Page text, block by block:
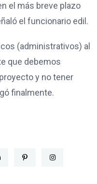
el más breve plazo
el funcionario edil.
(administrativos) al
que debemos
y no tener
finalmente.